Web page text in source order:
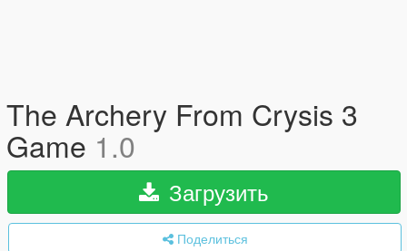
The Archery From Crysis 3
Game 1.0
Загрузить
Поделиться